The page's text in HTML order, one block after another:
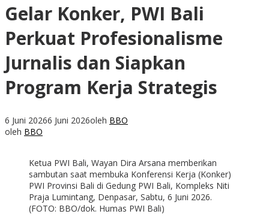
Gelar Konker, PWI Bali
Perkuat Profesionalisme
Jurnalis dan Siapkan
Program Kerja Strategis
6 Juni 20266 Juni 2026oleh BBO
oleh BBO
Ketua PWI Bali, Wayan Dira Arsana memberikan
sambutan saat membuka Konferensi Kerja (Konker)
PWI Provinsi Bali di Gedung PWI Bali, Kompleks Niti
Praja Lumintang, Denpasar, Sabtu, 6 Juni 2026.
(FOTO: BBO/dok. Humas PWI Bali)